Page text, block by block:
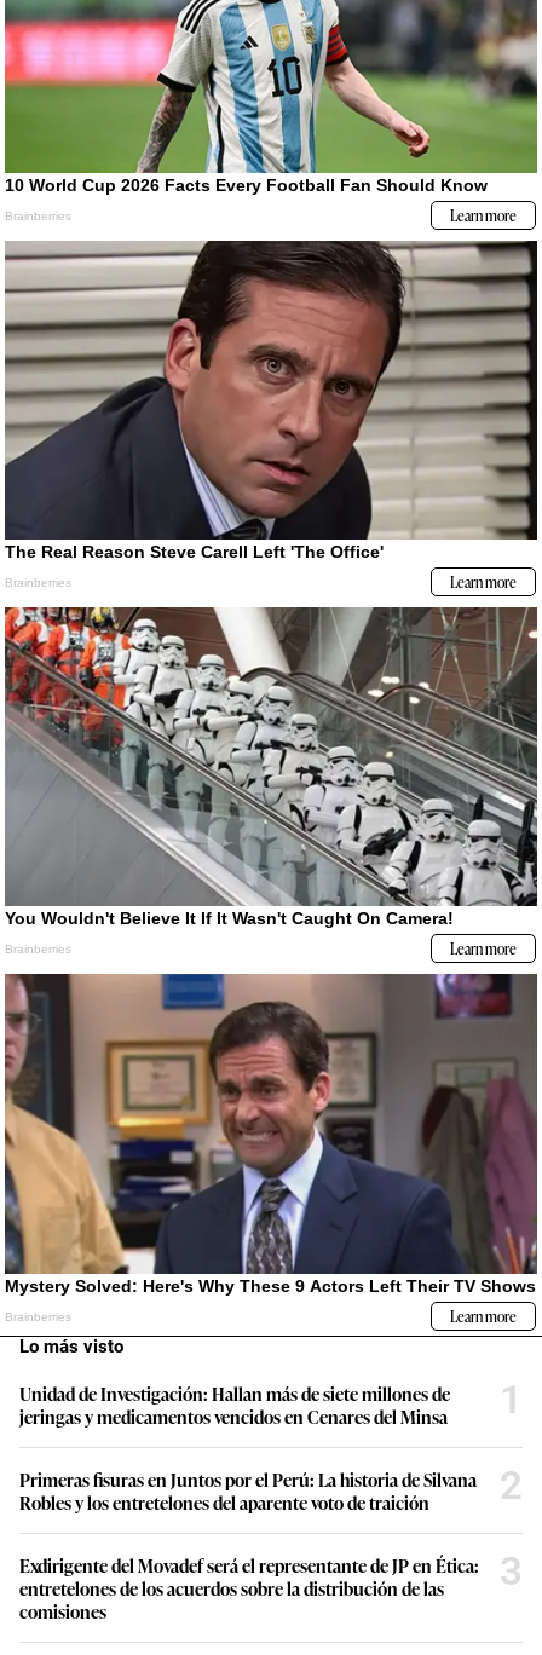
Lo más visto
Unidad de Investigación: Hallan más de siete millones de
jeringas y medicamentos vencidos en Cenares del Minsa
1
Primeras fisuras en Juntos por el Perú: La historia de Silvana
Robles y los entretelones del aparente voto de traición
2
Exdirigente del Movadef será el representante de JP en Ética:
entretelones de los acuerdos sobre la distribución de las
comisiones
3